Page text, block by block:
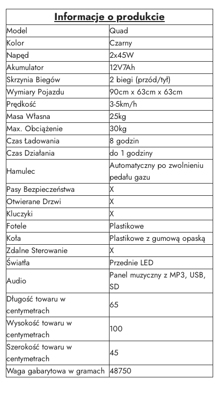
Informacje o produkcie
Model
Quad
Kolor
Czarny
Napęd
2x45W
Akumulator
12V7Ah
Skrzynia Biegów
2 biegi (przód/tył)
Wymiary Pojazdu
90cm x 63cm x 63cm
Prędkość
3-5km/h
Masa Własna
25kg
Max. Obciążenie
30kg
Czas Ładowania
8 godzin
Czas Działania
do 1 godziny
Hamulec
Automatyczny po zwolnieniu
pedału gazu
Pasy Bezpieczeństwa
X
Otwierane Drzwi
X
Kluczyki
X
Fotele
Plastikowe
Koła
Plastikowe z gumową opaską
Zdalne Sterowanie
X
Światła
Przednie LED
Audio
Panel muzyczny z MP3, USB,
SD
Długość towaru w
centymetrach
65
Wysokość towaru w
centymetrach
100
Szerokość towaru w
centymetrach
45
Waga gabarytowa w gramach 48750